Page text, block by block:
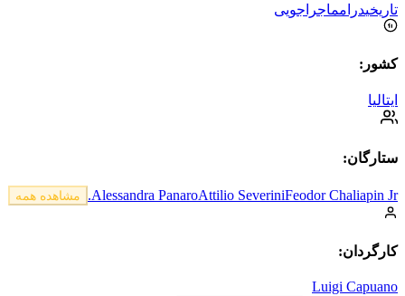
تاریخیدرامماجراجویی
کشور:
ایتالیا
ستارگان:
Alessandra PanaroAttilio SeveriniFeodor Chaliapin Jr. مشاهده همه
کارگردان:
Luigi Capuano